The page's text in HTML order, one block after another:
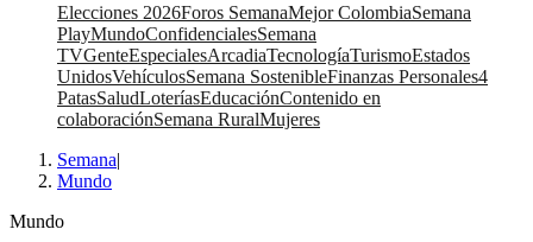
Elecciones 2026Foros SemanaMejor ColombiaSemana
PlayMundoConfidencialesSemana
TVGenteEspecialesArcadiaTecnologíaTurismoEstados
UnidosVehículosSemana SostenibleFinanzas Personales4
PatasSaludLoteríasEducaciónContenido en
colaboraciónSemana RuralMujeres
Semana|
Mundo
Mundo